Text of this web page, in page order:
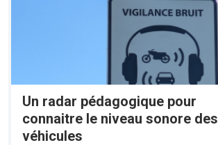
Un radar pédagogique pour
connaitre le niveau sonore des
véhicules